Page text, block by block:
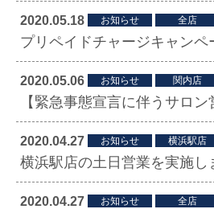
2020.05.18 お知らせ 全店
プリペイドチャージキャンペ
2020.05.06 お知らせ 関内店
2020.04.27 お知らせ 横浜駅店
2020.04.27 お知らせ 全店